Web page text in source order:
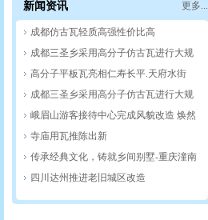
更多...
新闻资讯
成都仿古瓦轻质高强性价比高
成都三圣乡采用高分子仿古瓦进行大规
模景区打造
高分子平板瓦亮相仁寿长平.天府水街
成都三圣乡采用高分子仿古瓦进行大规
模景区打造
峨眉山游客接待中心完成风貌改造 焕然
一新
寺庙用瓦推陈出新
传承经典文化，铸就乡间别墅-重庆潼南
仿古四合院别墅完美收官
四川达州推进老旧城区改造